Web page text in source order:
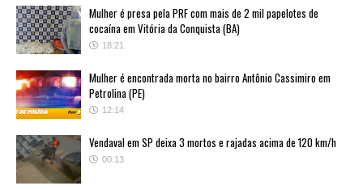
Mulher é presa pela PRF com mais de 2 mil papelotes de
cocaína em Vitória da Conquista (BA)
18:21
Mulher é encontrada morta no bairro Antônio Cassimiro em
Petrolina (PE)
12:14
Vendaval em SP deixa 3 mortos e rajadas acima de 120 km/h
00:13